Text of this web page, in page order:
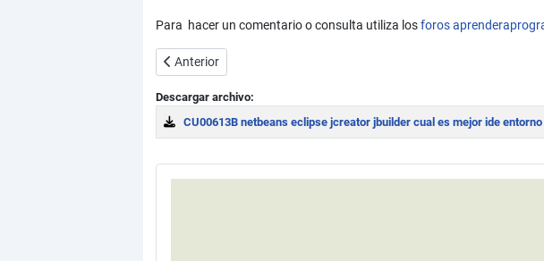
Para hacer un comentario o consulta utiliza losforos
Artículo anterior: Compilar y ejecutar un programa Java. Uso de la
Anterior
Descargar archivo:
CU00613B netbeans eclipse jcreator jbuilder cual es mejor ide